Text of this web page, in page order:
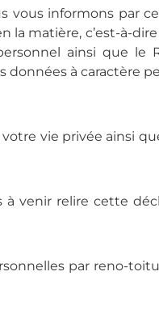
vous informons par
la matière, c’est-à-
ainsi que le
données à caractère
vie privée ainsi
à venir relire cette
par reno-